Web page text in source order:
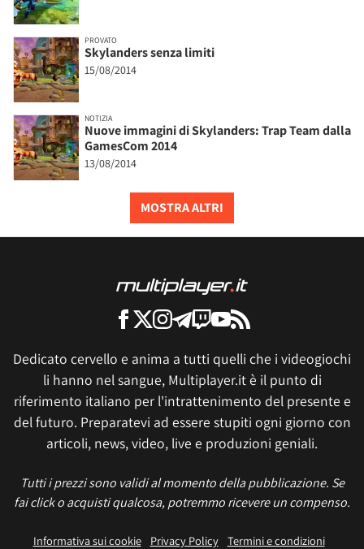
PROVATO
Skylanders senza limiti
15/08/2014
NOTIZIA
Nuove immagini di Skylanders: Trap Team dalla
GamesCom 2014
13/08/2014
MOSTRA ALTRI
Dedicato cervello e anima a tutti quelli che i videogiochi
li hanno nel sangue, Multiplayer.it è il punto di
riferimento italiano per l'intrattenimento del presente e
del futuro. Preparatevi ad essere stupiti ogni giorno con
articoli, news, video, live e produzioni geniali.
Tutti i prezzi sono validi al momento della pubblicazione. Se
fai click o acquisti qualcosa, potremmo ricevere un compenso.
Informativa sui cookie Privacy Policy Termini e condizioni